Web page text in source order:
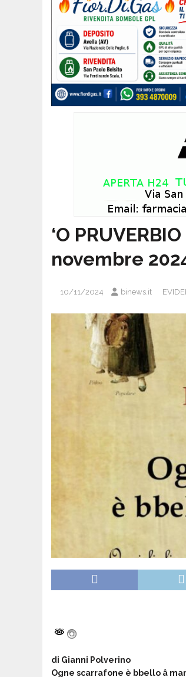
‘O
novembre
10/11/2024 binews.it
di Gianni Polverino
Ogne scarrafone è bbello â